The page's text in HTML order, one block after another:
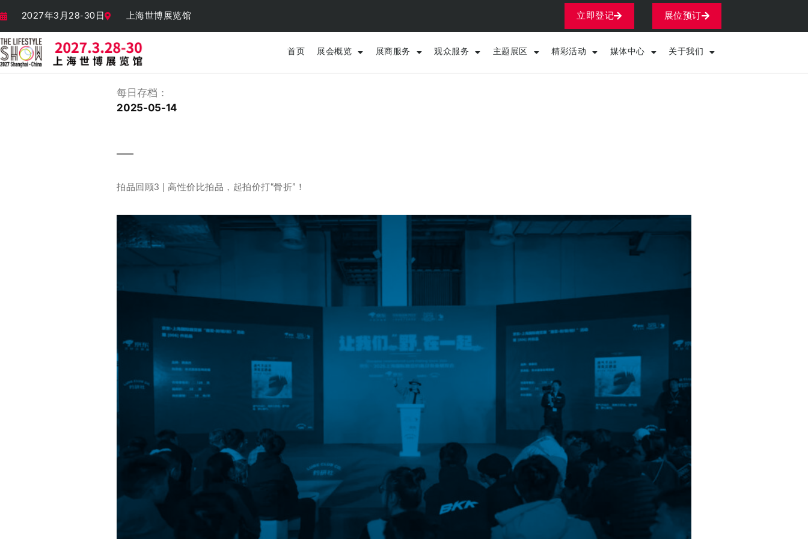
2027年3月28-30日 上海世博展览馆 立即登记 展位预订
首页 展会概览 展商服务 观众服务 主题展区 精彩活动 媒体中心 关于我们
每日存档：
2025-05-14
拍品回顾3 | 高性价比拍品，起拍价打“骨折”！